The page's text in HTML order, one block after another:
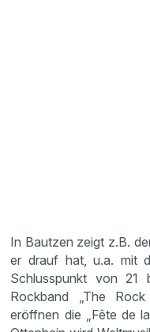
In Bautzen zeigt z.B.
er drauf hat, u.a. mit
Schlusspunkt von
Rockband „The Rock
eröffnen die „Fête de